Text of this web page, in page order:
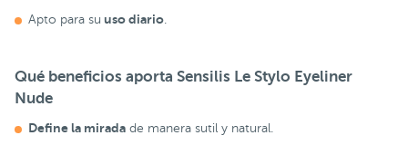
Apto para su uso diario
Qué beneficios aporta Sensilis Le Stylo Eyeliner
Nude
Define la mirada de manera sutil y natural.